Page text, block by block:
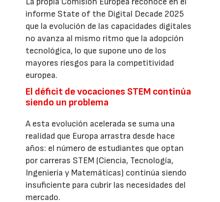
informe State of the Digital Decade 2025
que la evolución de las capacidades digitales
no avanza al mismo ritmo que la adopción
tecnológica, lo que supone uno de los
mayores riesgos para la competitividad
europea.
El déficit de vocaciones STEM continúa
siendo un problema
A esta evolución acelerada se suma una
realidad que Europa arrastra desde hace
años: el número de estudiantes que optan
por carreras STEM (Ciencia, Tecnología,
Ingeniería y Matemáticas) continúa siendo
insuficiente para cubrir las necesidades del
mercado.